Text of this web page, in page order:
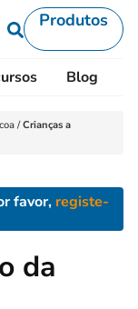
Produtos
Blog
/Crianças a
favor, registe-
da